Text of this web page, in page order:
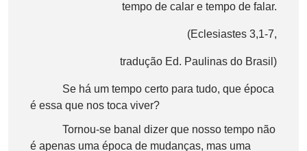
tempo de calar e tempo de falar.
(Eclesiastes 3,1-7,
tradução Ed. Paulinas do Brasil)
Se há um tempo certo para tudo, que época
é essa que nos toca viver?
Tornou-se banal dizer que nosso tempo não
é apenas uma época de mudanças, mas uma